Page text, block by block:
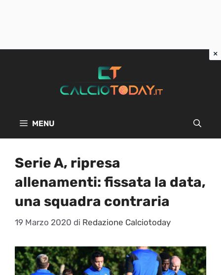
MENU
Serie A, ripresa
allenamenti: fissata la data,
una squadra contraria
19 Marzo 2020 di Redazione Calciotoday